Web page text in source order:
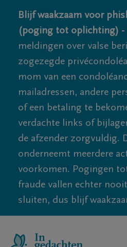
Blijf waakzaam voor
(poging tot oplichting) -
meldingen over valse
zogezegde
mom van een
mailadressen, andere
of een betaling te
verdachte links of
de afzender zorgvuldig.
onderneemt meerdere
voorkomen. Pogingen
fraude vallen echter
sluiten, dus blijf